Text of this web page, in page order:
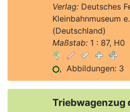
Verlag:Deutsches
Kleinbahnmuseum
(Deutschland)
Maßstab:1 : 87, H0
, Abbildungen: 3
Triebwagenzug